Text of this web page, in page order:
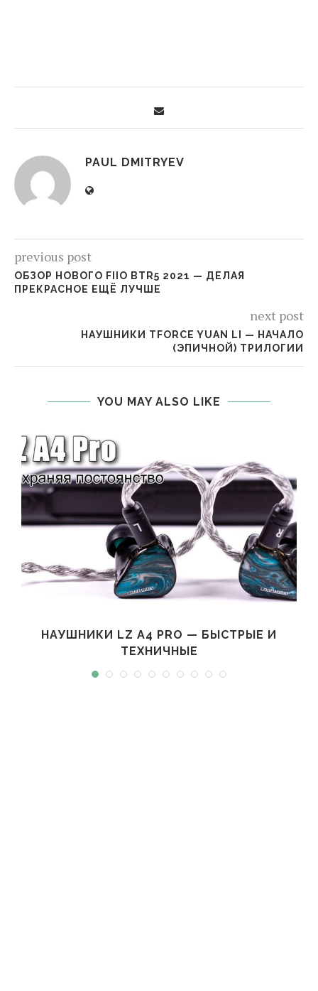
PAUL DMITRYEV
previous post
ОБЗОР НОВОГО FIIO BTR5 2021 — ДЕЛАЯ
ПРЕКРАСНОЕ ЕЩЁ ЛУЧШЕ
next post
НАУШНИКИ TFORCE YUAN LI — НАЧАЛО
(ЭПИЧНОЙ) ТРИЛОГИИ
YOU MAY ALSO LIKE
НАУШНИКИ LZ A4 PRO — БЫСТРЫЕ И
ТЕХНИЧНЫЕ